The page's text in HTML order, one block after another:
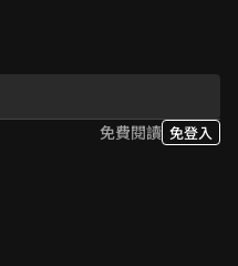
免費閱讀 免登入